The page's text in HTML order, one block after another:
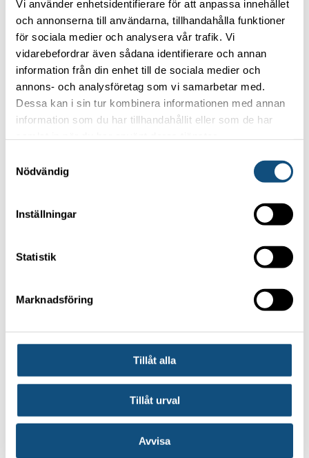
Vi använder enhetsidentifierare för att anpassa innehållet
och annonserna till användarna, tillhandahålla funktioner
för sociala medier och analysera vår trafik. Vi
vidarebefordrar även sådana identifierare och annan
information från din enhet till de sociala medier och
annons- och analysföretag som vi samarbetar med.
Dessa kan i sin tur kombinera informationen med annan
information som du har tillhandahållit eller som de har
Nödvändig
Inställningar
Statistik
Marknadsföring
Tillåt alla
Tillåt urval
Avvisa
Läs vidare!
Minikranar – smidiga lyftlösningar för
trånga och känsliga miljöer
30 maj, 2025
Teleskoptruckar – flexibel höjdhjälp
för bygg, industri och jordbruk
16 maj, 2025
Reach Stackers från Truckpoolen
Alla nyheter
Se även våra truckar
Hjullastare